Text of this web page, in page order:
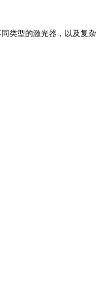
类型的激光器，以及复杂